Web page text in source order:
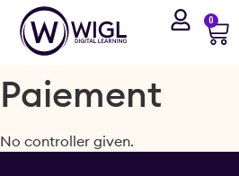
0
Paiement
No controller given.